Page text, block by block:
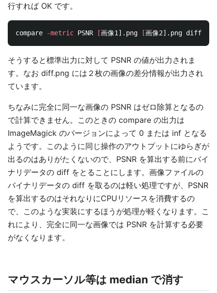
行すれば OK です。
compare -metric PSNR [画像1].png [
そうすると標準出力に対して PSNR の値が出力されま
す。なお diff.png には２枚の画像の差分情報が出力され
ています。
ちなみに完全に同一な画像の PSNR はゼロ除算となるの
で計算できません。このときの compare の出力は
ImageMagick のバージョンによって 0 または inf となる
ようです。このように同じ操作のアウトプットにゆらぎが
出るのはありがたくないので、PSNR を算出する前にバイ
ナリデータの diff をとることにします。画像ファイルの
バイナリデータの diff を取るのは軽い処理ですが、PSNR
を算出するのはそれなりにCPUリソースを消費するの
で、このような実装にするほうが処理が軽くなります。こ
れにより、完全に同一な画像では PSNR を計算する必要
がなくなります。
マウスカーソル等は median で消す